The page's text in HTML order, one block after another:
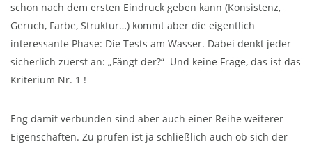
schon nach dem ersten Eindruck geben kann (Konsistenz,
Geruch, Farbe, Struktur…) kommt aber die eigentlich
interessante Phase: Die Tests am Wasser. Dabei denkt jeder
sicherlich zuerst an: „Fängt der?“ Und keine Frage, das ist das
Kriterium Nr. 1 !
Eng damit verbunden sind aber auch einer Reihe weiterer
Eigenschaften. Zu prüfen ist ja schließlich auch ob sich der